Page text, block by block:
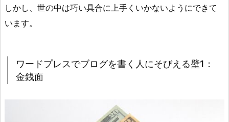
しかし、世の中は巧い具合に上手くいかないようにできて
います。
ワードプレスでブログを書く人にそびえる壁1：
金銭面